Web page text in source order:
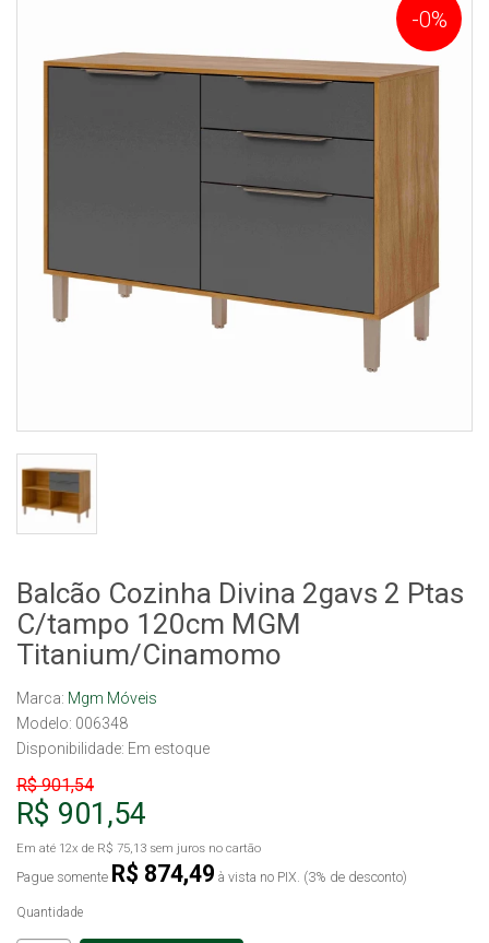
-0%
Balcão Cozinha Divina 2gavs 2 Ptas
C/tampo 120cm MGM
Titanium/Cinamomo
Marca: Mgm Móveis
Modelo: 006348
Disponibilidade: Em estoque
R$ 901,54
R$ 901,54
Em até 12x de R$ 75,13 sem juros no cartão
Pague somente R$ 874,49 à vista no PIX. (3% de desconto)
Quantidade